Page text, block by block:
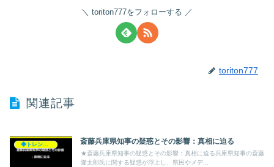
toriton777をフォローする
toriton777
関連記事
◆トレンド◆ 斎藤兵庫県知事の疑惑とその影響：真相に迫る
★斎藤兵庫県知事の疑惑とその影響：真相に迫る兵庫県知事の斎藤
隆太郎氏に関する疑惑が浮上し、県民やメデ...